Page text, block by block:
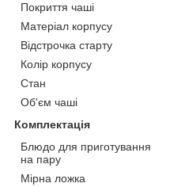
Покриття чаші
Матеріал корпусу
Відстрочка старту
Колір корпусу
Стан
Об'єм чаші
Комплектація
Блюдо для приготування
на пару
Мірна ложка